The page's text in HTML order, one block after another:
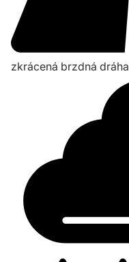
zkrácená brzdná dráha